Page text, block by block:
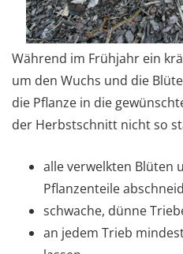
Während im Frühjahr ein
um den Wuchs und die
die Pflanze in die
der Herbstschnitt nicht so
alle verwelkten Blüten
Pflanzenteile
schwache, dünne
an jedem Trieb